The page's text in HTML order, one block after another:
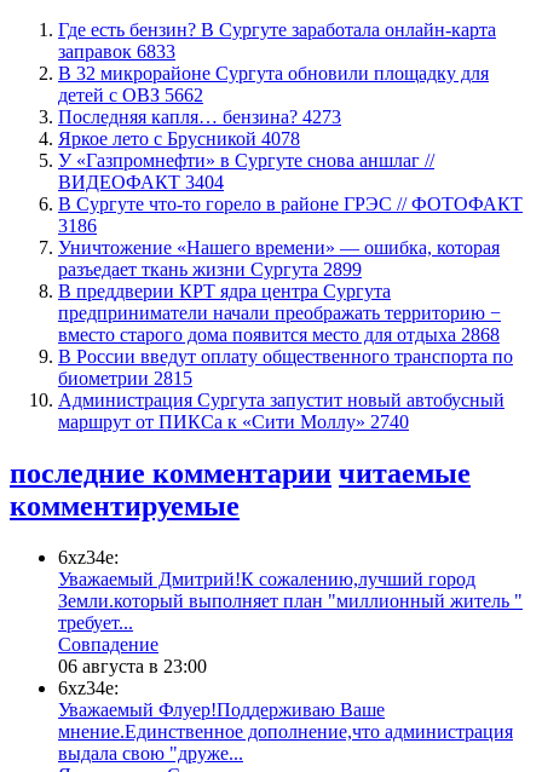
​Где есть бензин? В Сургуте заработала онлайн-карта
заправок 6833
В 32 микрорайоне Сургута обновили площадку для
детей с ОВЗ 5662
​Последняя капля… бензина? 4273
Яркое лето с Брусникой 4078
У «Газпромнефти» в Сургуте снова аншлаг //
ВИДЕОФАКТ 3404
​В Сургуте что-то горело в районе ГРЭС // ФОТОФАКТ
3186
​Уничтожение «Нашего времени» — ошибка, которая
разъедает ткань жизни Сургута 2899
​В преддверии КРТ ядра центра Сургута
предприниматели начали преображать территорию −
вместо старого дома появится место для отдыха 2868
В России введут оплату общественного транспорта по
биометрии 2815
​Администрация Сургута запустит новый автобусный
маршрут от ПИКСа к «Сити Моллу» 2740
последние комментарии читаемые
комментируемые
6xz34e:
Уважаемый Дмитрий!К сожалению,лучший город
Земли.который выполняет план "миллионный житель "
требует...
​Совпадение
06 августа в 23:00
6xz34e:
Уважаемый Флуер!Поддерживаю Ваше
мнение.Единственное дополнение,что администрация
выдала свою "друже...